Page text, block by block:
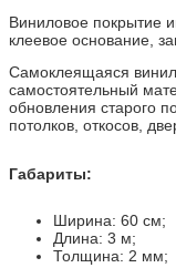
Виниловое покрытие
клеевое основание,
Самоклеящаяся
самостоятельный
обновления старого
потолков, откосов,
Габариты:
Ширина: 60 см;
Длина: 3 м;
Толщина: 2 мм;